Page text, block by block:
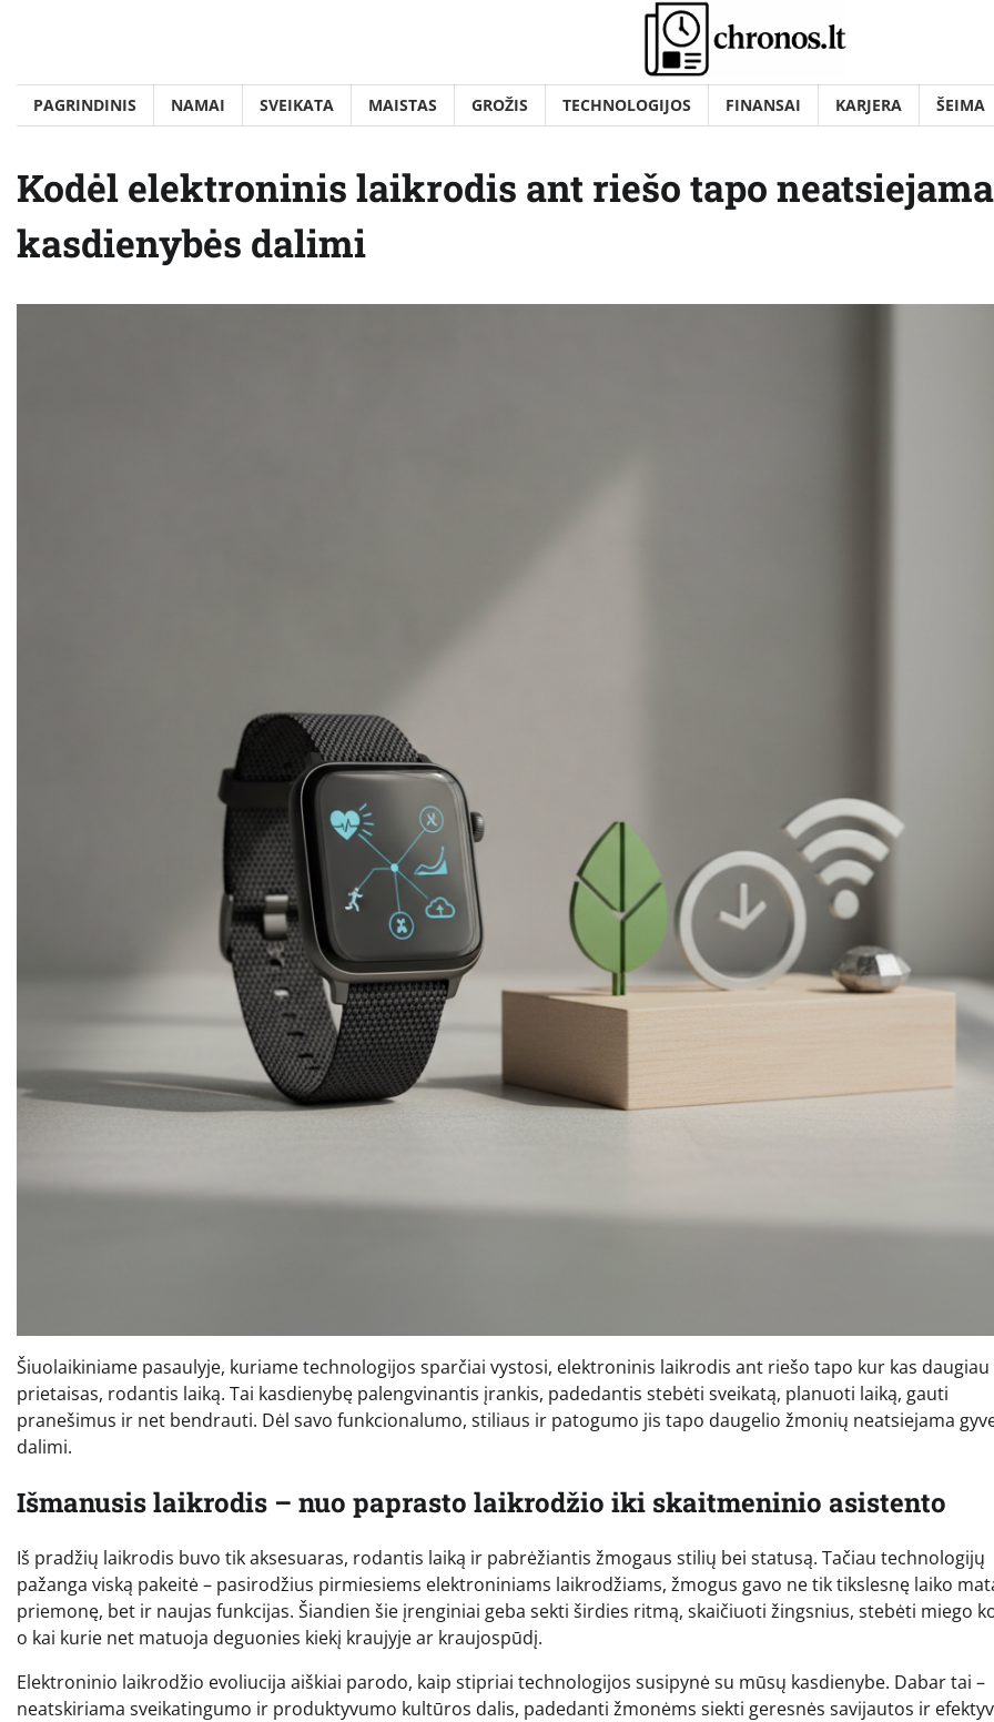
PAGRINDINIS NAMAI SVEIKATA MAISTAS GROŽIS TECHNOLOGIJOS FINANSAI KARJERA ŠEIMA
Kodėl elektroninis laikrodis ant riešo tapo neatsiejama
kasdienybės dalimi
Šiuolaikiniame pasaulyje, kuriame technologijos sparčiai vystosi, elektroninis laikrodis ant riešo tapo kur kas
prietaisas, rodantis laiką. Tai kasdienybę palengvinantis įrankis, padedantis stebėti sveikatą, planuoti laiką, gauti
pranešimus ir net bendrauti. Dėl savo funkcionalumo, stiliaus ir patogumo jis tapo daugelio žmonių neatsiejama
dalimi.
Išmanusis laikrodis – nuo paprasto laikrodžio iki skaitmeninio asistento
Iš pradžių laikrodis buvo tik aksesuaras, rodantis laiką ir pabrėžiantis žmogaus stilių bei statusą. Tačiau technologijų
pažanga viską pakeitė – pasirodžius pirmiesiems elektroniniams laikrodžiams, žmogus gavo ne tik tikslesnę laiko
priemonę, bet ir naujas funkcijas. Šiandien šie įrenginiai geba sekti širdies ritmą, skaičiuoti žingsnius, stebėti miego
o kai kurie net matuoja deguonies kiekį kraujyje ar kraujospūdį.
Elektroninio laikrodžio evoliucija aiškiai parodo, kaip stipriai technologijos susipynė su mūsų kasdienybe. Dabar tai –
neatskiriama sveikatingumo ir produktyvumo kultūros dalis, padedanti žmonėms siekti geresnės savijautos ir